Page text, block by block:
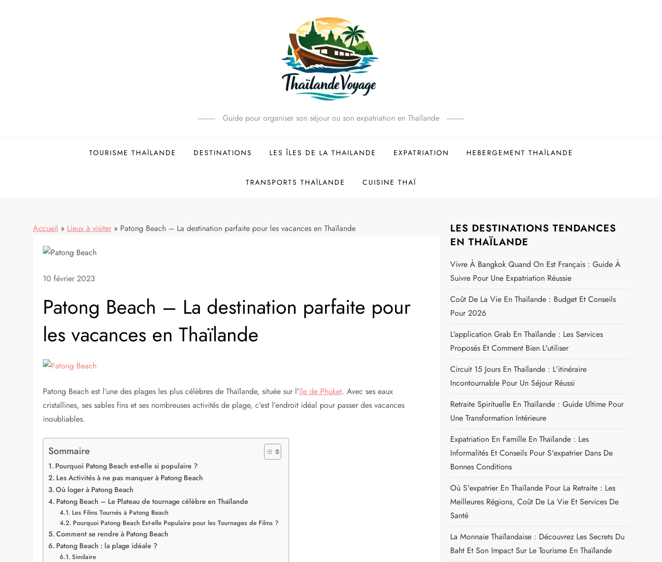
Guide pour organiser son séjour ou son expatriation en Thaïlande
TOURISME THAÏLANDE DESTINATIONS LES ÎLES DE LA THAILANDE EXPATRIATION HEBERGEMENT THAÏLANDE
TRANSPORTS THAÏLANDE CUISINE THAÏ
Accueil » Lieux à visiter » Patong Beach – La destination parfaite pour les vacances en Thaïlande
10 février 2023
Patong Beach – La destination parfaite pour
les vacances en Thaïlande
Patong Beach est l’une des plages les plus célèbres de Thaïlande, située sur l’île de Phuket. Avec ses eaux
cristallines, ses sables fins et ses nombreuses activités de plage, c’est l’endroit idéal pour passer des vacances
inoubliables.
Sommaire
Pourquoi Patong Beach est-elle si populaire ?
Les Activités à ne pas manquer à Patong Beach
Où loger à Patong Beach
Patong Beach – Le Plateau de tournage célèbre en Thaïlande
Les Films Tournés à Patong Beach
Pourquoi Patong Beach Est-elle Populaire pour les Tournages de Films ?
Comment se rendre à Patong Beach
Patong Beach : la plage idéale ?
Similaire
LES DESTINATIONS TENDANCES
EN THAÏLANDE
Vivre À Bangkok Quand On Est Français : Guide À
Suivre Pour Une Expatriation Réussie
Coût De La Vie En Thaïlande : Budget Et Conseils
Pour 2026
L'application Grab En Thaïlande : Les Services
Proposés Et Comment Bien L'utiliser
Circuit 15 Jours En Thaïlande : L'itinéraire
Incontournable Pour Un Séjour Réussi
Retraite Spirituelle En Thaïlande : Guide Ultime Pour
Une Transformation Intérieure
Expatriation En Famille En Thaïlande : Les
Informalités Et Conseils Pour S'expatrier Dans De
Bonnes Conditions
Où S'expatrier En Thaïlande Pour La Retraite : Les
Meilleures Régions, Coût De La Vie Et Services De
Santé
La Monnaie Thaïlandaise : Découvrez Les Secrets Du
Baht Et Son Impact Sur Le Tourisme En Thaïlande